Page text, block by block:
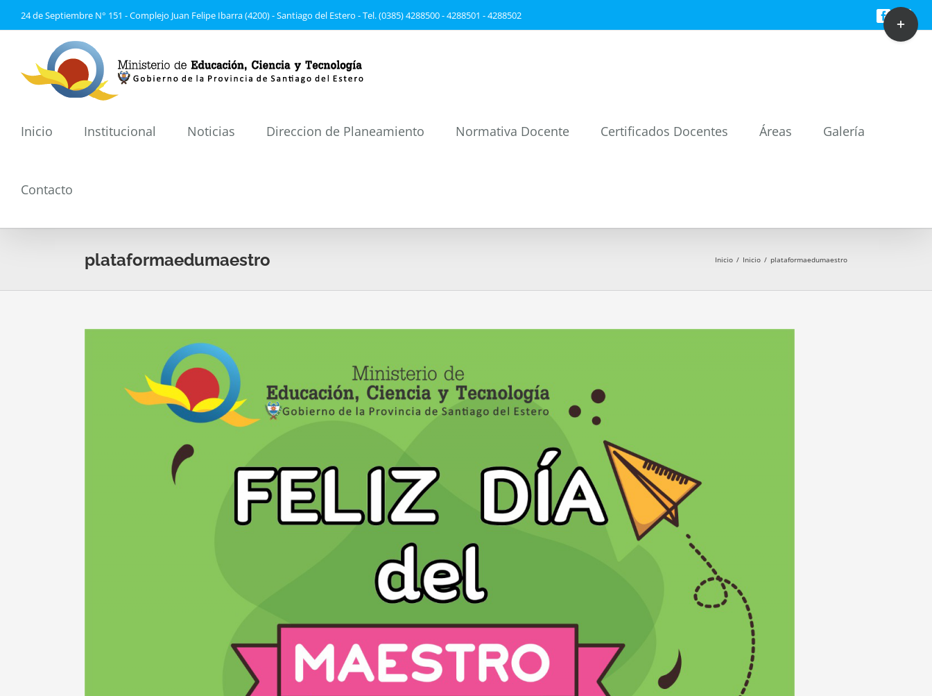
al
24 de Septiembre N° 151 - Complejo Juan Felipe Ibarra (4200) - Santiago del Estero - Tel. (0385) 4288500 - 4288501 - 4288502 Facebook
Inicio Institucional Noticias Direccion de Planeamiento Normativa Docente Certificados Docentes Áreas Galería
Contacto
plataformaedumaestro Inicio / Inicio / plataformaedumaestro
Toggle
Sliding